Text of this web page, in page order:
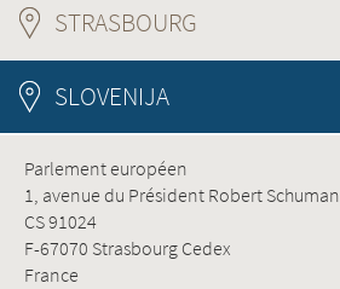
STRASBOURG
SLOVENIJA
Parlement européen
1, avenue du Président Robert Schuman
CS 91024
F-67070 Strasbourg Cedex
France